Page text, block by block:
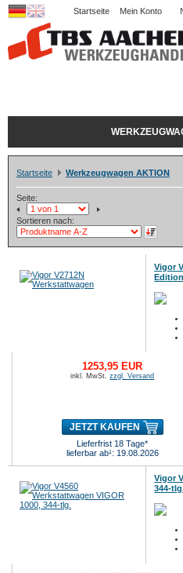
Startseite Mein Konto
Startseite Werkzeugwagen AKTION
Seite:
Sortieren nach:
Vigor
1253,95 EUR
inkl. MwSt.zzgl. Versand
JETZT KAUFEN
Lieferfrist 18 Tage*
lieferbar ab¹: 19.08.2026
Vigor
344-